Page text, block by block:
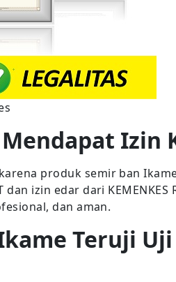
Izin
produk semir ban
izin edar dari KEMENKES
dan aman.
Teruji